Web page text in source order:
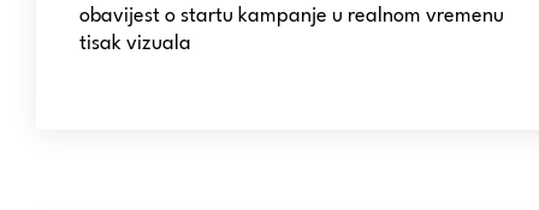
obavijest o startu kampanje u realnom vremenu
tisak vizuala